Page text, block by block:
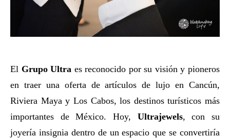
El Grupo Ultra es reconocido por su visión y pioneros
en traer una oferta de artículos de lujo en Cancún,
Riviera Maya y Los Cabos, los destinos turísticos más
importantes de México. Hoy, Ultrajewels, con su
joyería insignia dentro de un espacio que se convertiría